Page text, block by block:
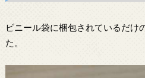
ビニール袋に梱包されているだけ
た。